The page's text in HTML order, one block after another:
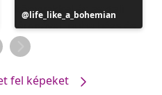
Bejegyzés
közzétevője
life_like_a_bohemian
fel képeket